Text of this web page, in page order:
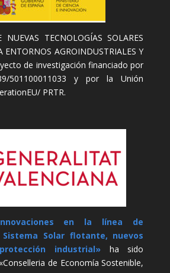
NUEVAS TECNOLOGÍAS SOLARES
ENTORNOS AGROINDUSTRIALES Y
de investigación financiado por
501100011033 y por la Unión
PRTR.
en la línea de
Solar flotante, nuevos
industrial»ha sido
de Economía Sostenible,